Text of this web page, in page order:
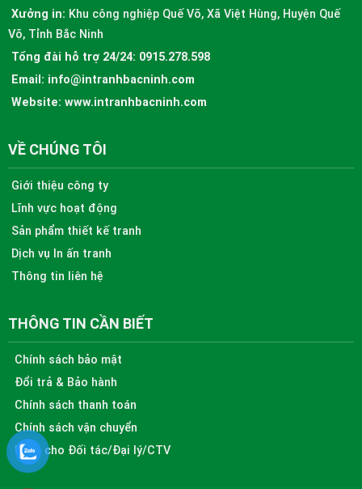
Xưởng in: Khu công nghiệp Quế Võ, Xã Việt Hùng, Huyện Quế
Võ, Tỉnh Bắc Ninh
Tổng đài hỗ trợ 24/24: 0915.278.598
Email: info@intranhbacninh.com
Website: www.intranhbacninh.com
VỀ CHÚNG TÔI
Giới thiệu công ty
Lĩnh vực hoạt động
Sản phẩm thiết kế tranh
Dịch vụ In ấn tranh
Thông tin liên hệ
THÔNG TIN CẦN BIẾT
Chính sách bảo mật
Đổi trả & Bảo hành
Chính sách thanh toán
Chính sách vận chuyển
Dành cho Đối tác/Đại lý/CTV